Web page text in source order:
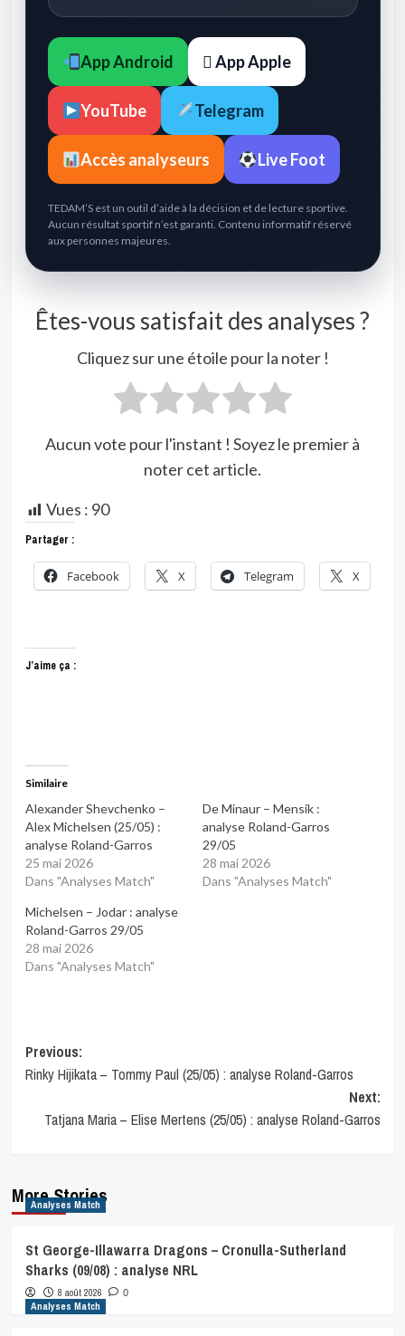
App Android  App Apple
YouTube Telegram
Accès analyseurs Live Foot
TEDAM’S est un outil d’aide à la décision et de lecture sportive.
Aucun résultat sportif n’est garanti. Contenu informatif réservé
aux personnes majeures.
Êtes-vous satisfait des analyses ?
Cliquez sur une étoile pour la noter !
Aucun vote pour l'instant ! Soyez le premier à
noter cet article.
Vues : 90
Partager :
Facebook X Telegram X
J’aime ça :
Similaire
Alexander Shevchenko –
Alex Michelsen (25/05) :
analyse Roland-Garros
25 mai 2026
Dans "Analyses Match"
De Minaur – Mensik :
analyse Roland-Garros
29/05
28 mai 2026
Dans "Analyses Match"
Michelsen – Jodar : analyse
Roland-Garros 29/05
28 mai 2026
Dans "Analyses Match"
Post
navigation
Previous:
Rinky Hijikata – Tommy Paul (25/05) : analyse Roland-Garros
Next:
Tatjana Maria – Elise Mertens (25/05) : analyse Roland-Garros
More Stories
Analyses Match
St George-Illawarra Dragons – Cronulla-Sutherland
Sharks (09/08) : analyse NRL
8 août 2026 0
Analyses Match